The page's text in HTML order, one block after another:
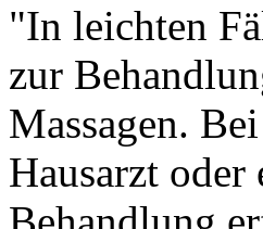
"In leichten
zur
Massagen.
Hausarzt